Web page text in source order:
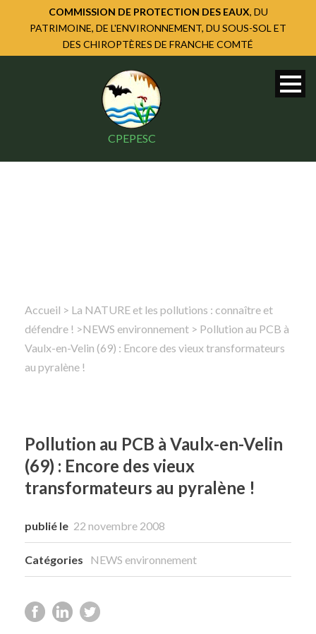
COMMISSION DE PROTECTION DES EAUX, DU
PATRIMOINE, DE L'ENVIRONNEMENT, DU SOUS-SOL ET
DES CHIROPTÈRES DE FRANCHE COMTÉ
CPEPESC
Rechercher
Accueil > La NATURE et les pollutions : connaître et
défendre ! >NEWS environnement > Pollution au PCB à
Vaulx-en-Velin (69) : Encore des vieux transformateurs
au pyralène !
Pollution au PCB à Vaulx-en-Velin
(69) : Encore des vieux
transformateurs au pyralène !
publié le 22 novembre 2008
Catégories NEWS environnement